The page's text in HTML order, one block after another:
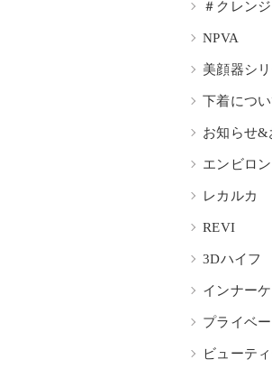
＃クレン
NPVA
美顔器シ
下着につい
お知らせ&
エンビロン
レカルカ
REVI
3Dハイフ
インナー
プライベー
ビューテ